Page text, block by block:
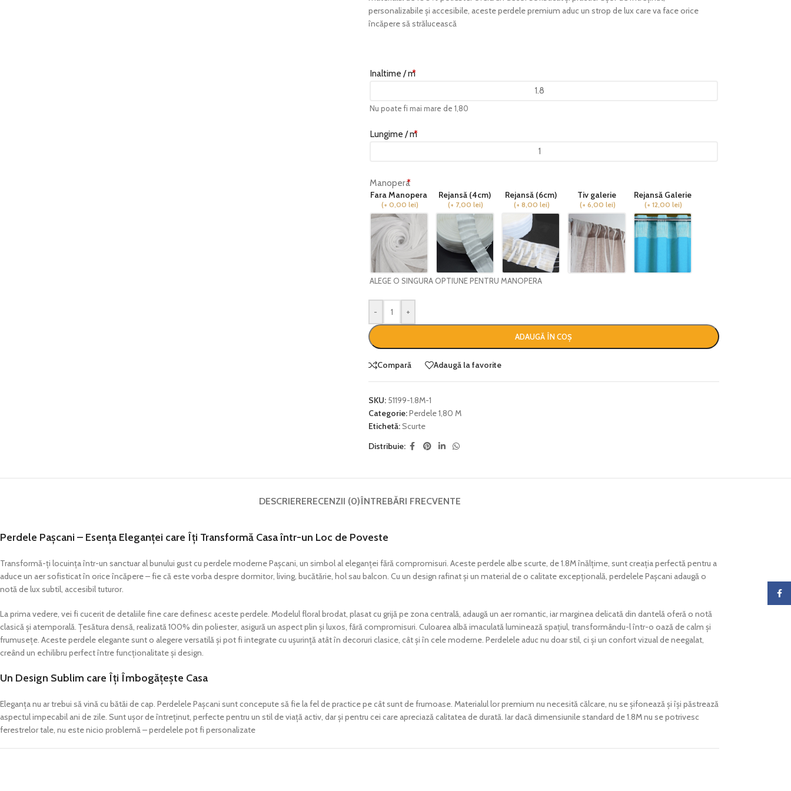
personalizabile și accesibile, aceste perdele premium aduc un strop de lux care va face orice
încăpere să strălucească
Inaltime / m
*
Nu poate fi mai mare de 1,80
Lungime / m
*
Manopera
*
Fara Manopera
(+ 0,00 lei)
Rejansă (4cm)
(+ 7,00 lei)
Rejansă (6cm)
(+ 8,00 lei)
Tiv galerie
(+ 6,00 lei)
Rejansă Galerie
(+ 12,00 lei)
ALEGE O SINGURA OPTIUNE PENTRU MANOPERA
- +
ADAUGĂ ÎN COȘ
Compară Adaugă la favorite
SKU: 51199-1.8M-1
Categorie:Perdele 1,80 M
Etichetă:Scurte
Distribuie:
DESCRIERERECENZII (0)ÎNTREBĂRI FRECVENTE
Perdele Pașcani – Esența Eleganței care Îți Transformă Casa într-un Loc de Poveste
Transformă-ți locuința într-un sanctuar al bunului gust cu perdele moderne Pașcani, un simbol al eleganței fără compromisuri. Aceste perdele albe scurte, de 1.8M înălțime, sunt creația perfectă pentru a
aduce un aer sofisticat în orice încăpere – fie că este vorba despre dormitor, living, bucătărie, hol sau balcon. Cu un design rafinat și un material de o calitate excepțională, perdelele Pașcani adaugă o
notă de lux subtil, accesibil tuturor.
La prima vedere, vei fi cucerit de detaliile fine care definesc aceste perdele. Modelul floral brodat, plasat cu grijă pe zona centrală, adaugă un aer romantic, iar marginea delicată din dantelă oferă o notă
clasică și atemporală. Țesătura densă, realizată 100% din poliester, asigură un aspect plin și luxos, fără compromisuri. Culoarea albă imaculată luminează spațiul, transformându-l într-o oază de calm și
frumusețe. Aceste perdele elegante sunt o alegere versatilă și pot fi integrate cu ușurință atât în decoruri clasice, cât și în cele moderne. Perdelele aduc nu doar stil, ci și un confort vizual de neegalat,
creând un echilibru perfect între funcționalitate și design.
Un Design Sublim care Îți Îmbogățește Casa
Eleganța nu ar trebui să vină cu bătăi de cap. Perdelele Pașcani sunt concepute să fie la fel de practice pe cât sunt de frumoase. Materialul lor premium nu necesită călcare, nu se șifonează și își păstrează
aspectul impecabil ani de zile. Sunt ușor de întreținut, perfecte pentru un stil de viață activ, dar și pentru cei care apreciază calitatea de durată. Iar dacă dimensiunile standard de 1.8M nu se potrivesc
ferestrelor tale, nu este nicio problemă – perdelele pot fi personalizate